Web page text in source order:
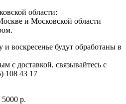
области:
и Московской области
и воскресенье будут обработаны в
с доставкой, связывайтесь с
108 43 17
р.